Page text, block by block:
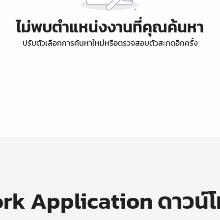
ไม่พบตำแหน่งงานที่คุณค้นหา
ปรับตัวเลือกการค้นหาใหม่หรือตรวจสอบตัวสะกดอีกครั้ง
Application ดาวน์